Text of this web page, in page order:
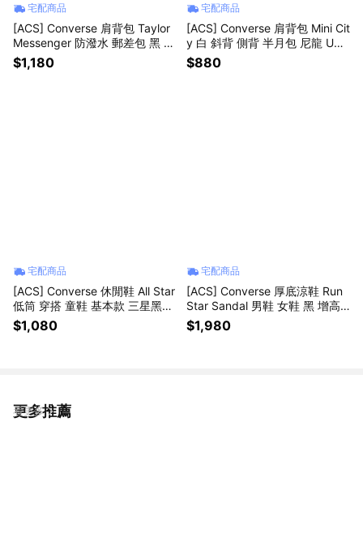
宅配商品
[ACS] Converse 肩背包 Taylor
Messenger 防潑水 郵差包 黑 筆
電包 側背 斜背 UA5802023
$1,180
宅配商品
[ACS] Converse 肩背包 Mini Cit
y 白 斜背 側背 半月包 尼龍 UA5
951K40
$880
宅配商品
[ACS] Converse 休閒鞋 All Star
低筒 穿搭 童鞋 基本款 三星黑標
帆布 簡約 中童 黑 米白 368986
C
$1,080
宅配商品
[ACS] Converse 厚底涼鞋 Run
Star Sandal 男鞋 女鞋 黑 增高
扣環 魔鬼氈 A20645C
$1,980
更多推薦
看更多